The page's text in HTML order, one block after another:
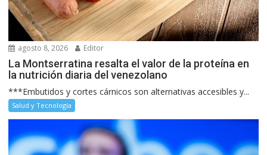
agosto 8, 2026 Editor
La Montserratina resalta el valor de la proteína en
la nutrición diaria del venezolano
***Embutidos y cortes cárnicos son alternativas accesibles y...
Salud y Tecnología